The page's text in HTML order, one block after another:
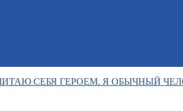
СЕБЯ ГЕРОЕМ. Я ОБЫЧНЫЙ